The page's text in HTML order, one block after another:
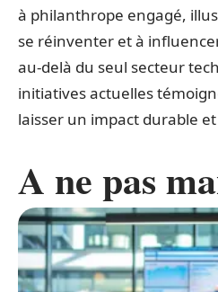
à philanthrope engagé,
se réinventer et à
au-delà du seul secteur
initiatives actuelles
laisser un impact durable
A ne pas